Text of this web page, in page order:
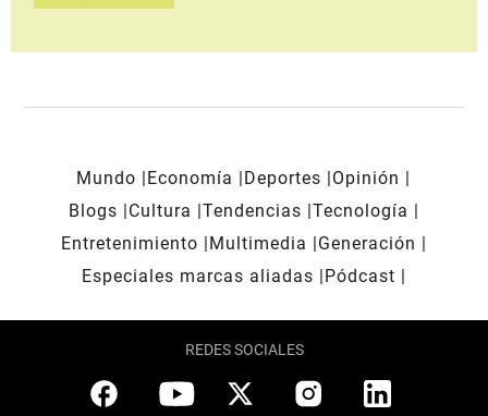
Mundo Economía Deportes
Opinión
Blogs
Cultura Tendencias Tecnología
Entretenimiento
Multimedia
Generación
Especiales marcas aliadas
Pódcast
REDES SOCIALES